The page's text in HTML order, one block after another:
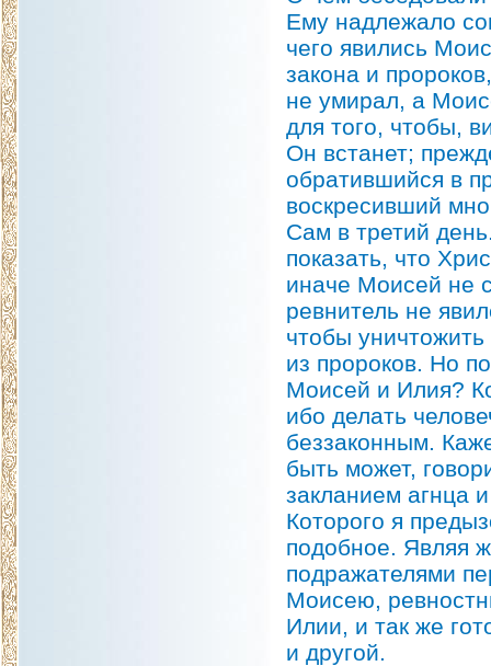
Ему надлежало
чего явились
закона и
не умирал, а
для того, чтобы,
Он встанет;
обратившийся в
воскресивший
Сам в третий
показать, что
иначе Моисей не
ревнитель не
чтобы
из пророков. Но
Моисей и Илия?
ибо делать
беззаконным.
быть может,
закланием агнца
Которого я
подобное. Являя
подражателями
Моисею,
Илии, и так же
и другой.